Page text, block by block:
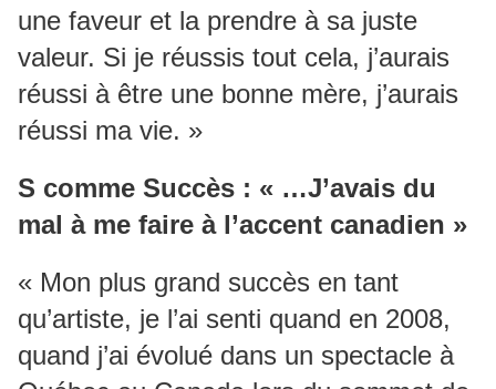
une faveur et la prendre à sa juste
valeur. Si je réussis tout cela, j’aurais
réussi à être une bonne mère, j’aurais
réussi ma vie. »
S comme Succès : « …J’avais du
mal à me faire à l’accent canadien »
« Mon plus grand succès en tant
qu’artiste, je l’ai senti quand en 2008,
quand j’ai évolué dans un spectacle à